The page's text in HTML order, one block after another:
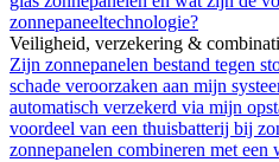
zonnepaneeltechnologie?
Veiligheid, verzekering &
Zijn zonnepanelen bestand tegen
schade veroorzaken aan mijn
automatisch verzekerd via mijn
voordeel van een thuisbatterij bij
zonnepanelen combineren met een